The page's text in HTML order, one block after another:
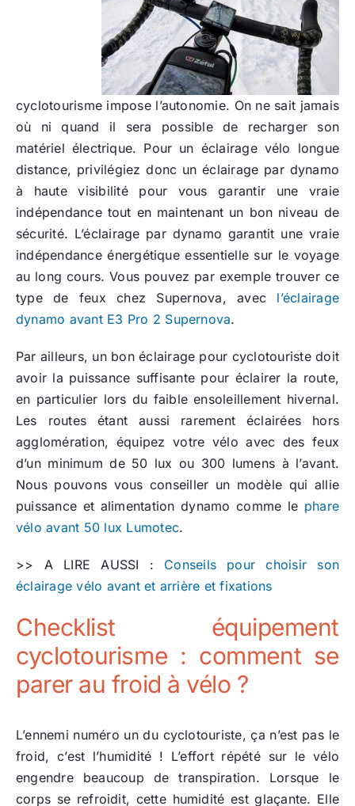
cyclotourisme impose l’autonomie. On ne sait jamais
où ni quand il sera possible de recharger son
matériel électrique. Pour un éclairage vélo longue
distance, privilégiez donc un éclairage par dynamo
à haute visibilité pour vous garantir une vraie
indépendance tout en maintenant un bon niveau de
sécurité. L’éclairage par dynamo garantit une vraie
indépendance énergétique essentielle sur le voyage
au long cours. Vous pouvez par exemple trouver ce
type de feux chez Supernova, avec l’éclairage
dynamo avant E3 Pro 2 Supernova.
Par ailleurs, un bon éclairage pour cyclotouriste doit
avoir la puissance suffisante pour éclairer la route,
en particulier lors du faible ensoleillement hivernal.
Les routes étant aussi rarement éclairées hors
agglomération, équipez votre vélo avec des feux
d’un minimum de 50 lux ou 300 lumens à l’avant.
Nous pouvons vous conseiller un modèle qui allie
puissance et alimentation dynamo comme le phare
vélo avant 50 lux Lumotec.
>> A LIRE AUSSI : Conseils pour choisir son
éclairage vélo avant et arrière et fixations
Checklist équipement
cyclotourisme : comment se
parer au froid à vélo ?
L’ennemi numéro un du cyclotouriste, ça n’est pas le
froid, c’est l’humidité ! L’effort répété sur le vélo
engendre beaucoup de transpiration. Lorsque le
corps se refroidit, cette humidité est glaçante. Elle